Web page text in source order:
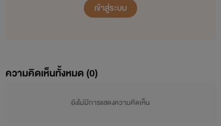
เข้าสู่ระบบ
ความคิดเห็นทั้งหมด (0)
ยังไม่มีการแสดงความคิดเห็น